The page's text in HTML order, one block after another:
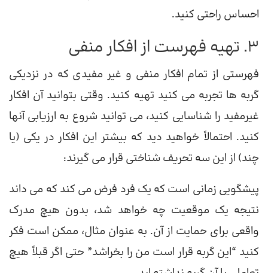
احساس راحتی کنید.
3. تهیه فهرست از افکار منفی
فهرستی از تمام افکار منفی و غیر مفیدی که در نزدیکی
گربه ها تجربه می کنید تهیه کنید. وقتی بتوانید آن افکار
غیرمفید را شناسایی کنید، می توانید شروع به ارزیابی آنها
کنید. احتمالاً خواهید دید که بیشتر این افکار در یکی (یا
چند) از این سه تحریف شناختی قرار می گیرند:
پیشگویی زمانی است که یک فرد فرض می کند که می داند
نتیجه یک موقعیت چه خواهد شد، بدون هیچ مدرک
واقعی برای حمایت از آن. به عنوان مثال، ممکن است فکر
کنید “این گربه قرار است من را بخراشد” حتی اگر قبلاً هیچ